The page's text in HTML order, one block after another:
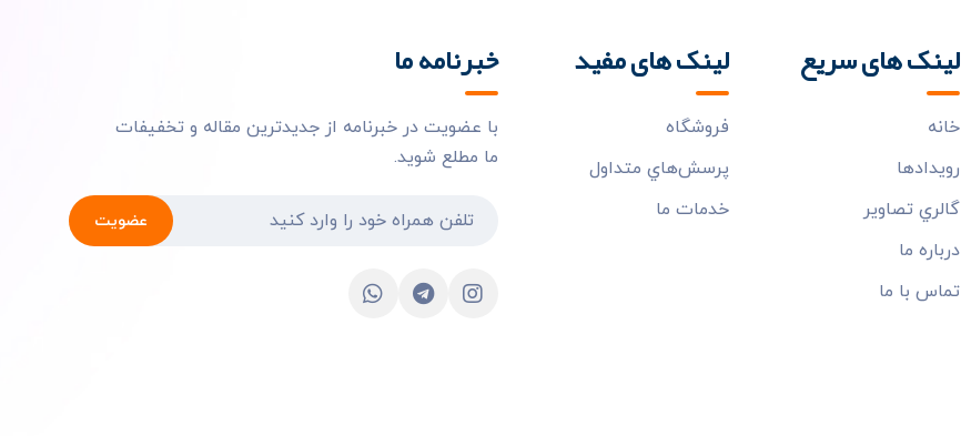
لینک های سریع
خانه
رويدادها
گالري تصاوير
درباره ما
تماس با ما
لینک های مفید
فروشگاه
پرسش‌هاي متداول
خدمات ما
خبرنامه ما
با عضویت در خبرنامه از جدیدترین مقاله و تخفیفات
ما مطلع شوید.
عضویت